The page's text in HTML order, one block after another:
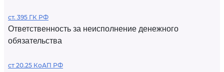
ст. 395 ГК РФ
Ответственность за неисполнение денежного
обязательства
ст 20.25 КоАП РФ